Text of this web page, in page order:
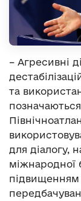
– Агресивні
та
для діалогу,
підвищенням